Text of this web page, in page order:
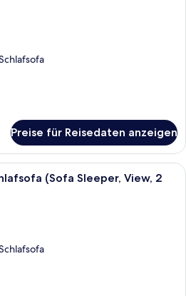
Preise für Reisedaten anzeigen
Ein Hotelzimmer mit einem großen
(Sofa Sleeper, View, 2